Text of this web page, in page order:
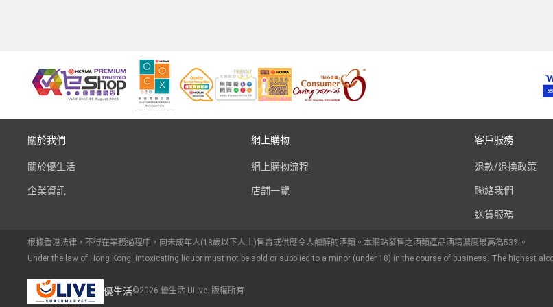
關於我們
關於優生活
企業資訊
網上購物
網上購物流程
店舖一覽
客戶服務
退款/退換政策
聯絡我們
送貨服務
根據香港法律，不得在業務過程中，向未成年人(18歲以下人士)售賣或供應令人醺醉的酒類。本網站發售之酒類產品酒精濃度最高為53%。
Under the law of Hong Kong, intoxicating liquor must not be sold or supplied to a minor (under 18) in the course of business. The highest
優生活©2026 優生活 ULive. 版權所有